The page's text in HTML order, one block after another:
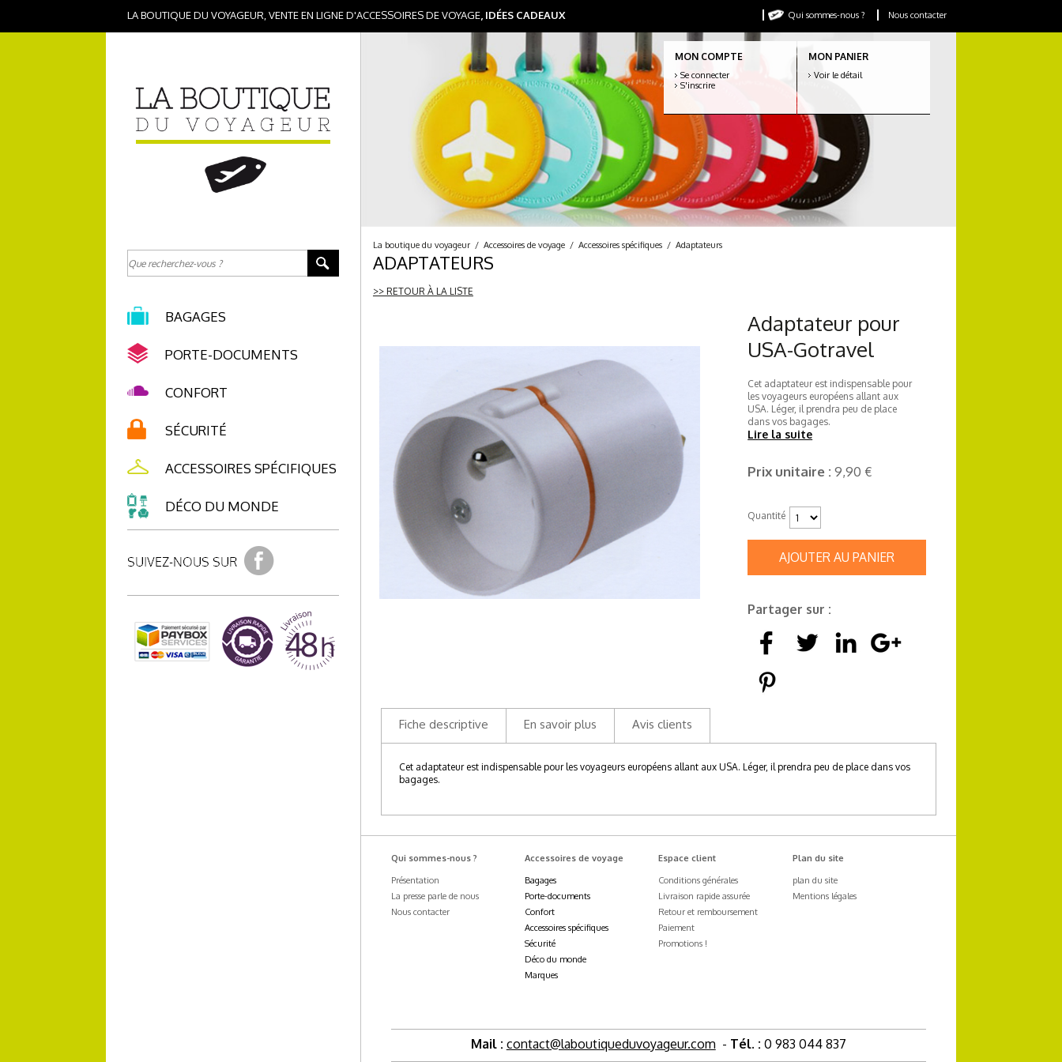
LA BOUTIQUE DU VOYAGEUR, VENTE EN LIGNE D'ACCESSOIRES DE VOYAGE , IDÉES CADEAUX Qui sommes-nous ? Nous contacter
MON PANIER
Voir le détail
MON COMPTE
Se connecter
S'inscrire
BAGAGES
PORTE-DOCUMENTS
CONFORT
SÉCURITÉ
ACCESSOIRES SPÉCIFIQUES
DÉCO DU MONDE
La boutique du voyageur/ Accessoires de voyage/ Accessoires spécifiques/ Adaptateurs
ADAPTATEURS
>> RETOUR À LA LISTE
Adaptateur pour
USA-Gotravel
Cet adaptateur est indispensable pour
les voyageurs européens allant aux
USA. Léger, il prendra peu de place
dans vos bagages.
Lire la suite
Prix unitaire :9,90 €
Quantité
AJOUTER AU PANIER
Partager sur :
Fiche descriptive En savoir plus Avis clients
Cet adaptateur est indispensable pour les voyageurs européens allant aux USA. Léger, il prendra peu de place dans vos
bagages.
Qui sommes-nous ?
Présentation
La presse parle de nous
Nous contacter
Accessoires de voyage
Bagages
Porte-documents
Confort
Accessoires spécifiques
Sécurité
Déco du monde
Marques
Espace client
Conditions générales
Livraison rapide assurée
Retour et remboursement
Paiement
Promotions !
Plan du site
plan du site
Mentions légales
Mail : contact@laboutiqueduvoyageur.com - Tél. : 0 983 044 837